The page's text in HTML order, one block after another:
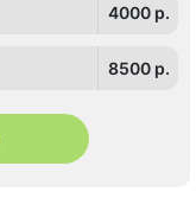
4000 p.
8500 p.